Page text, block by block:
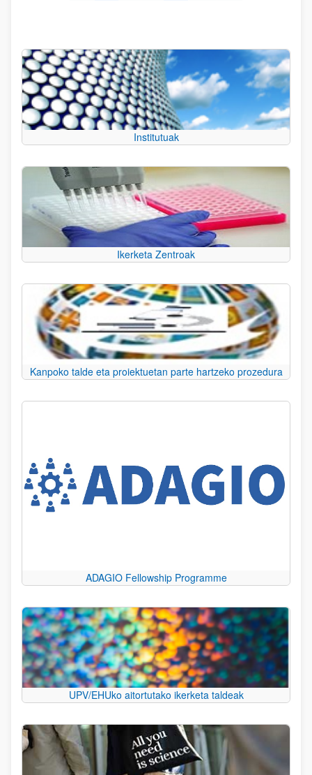
Institutuak
Ikerketa Zentroak
Kanpoko talde eta proiektuetan parte hartzeko prozedura
ADAGIO Fellowship Programme
UPV/EHUko aitortutako ikerketa taldeak